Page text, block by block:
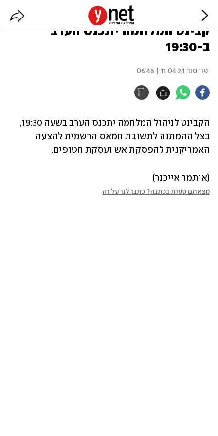
בצל ההמתנה לתשובת חמאס:
קבינט המלחמה יתכנס הערב
ב-19:30
פורסם: 11.04.24 | 06:46
האמריקנית להפסקת אש ועסקת חטופים.
(איתמר אייכנר)
מצאתם טעות בכתבה? כתבו לנו על זה